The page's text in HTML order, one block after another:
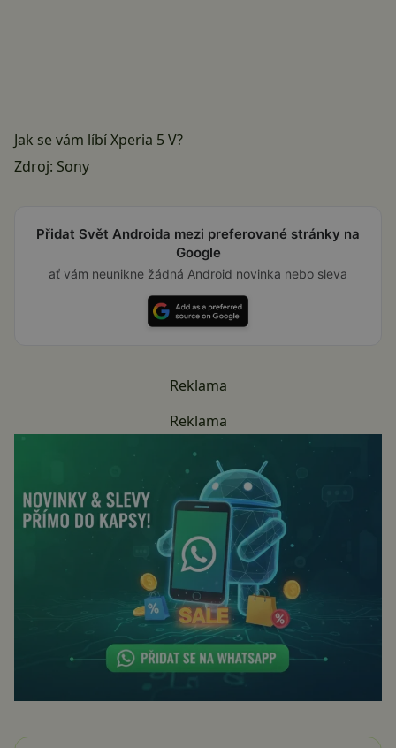
Jak se vám líbí Xperia 5 V?
Zdroj: Sony
Přidat Svět Androida mezi preferované stránky na
Google
ať vám neunikne žádná Android novinka nebo sleva
Reklama
Reklama